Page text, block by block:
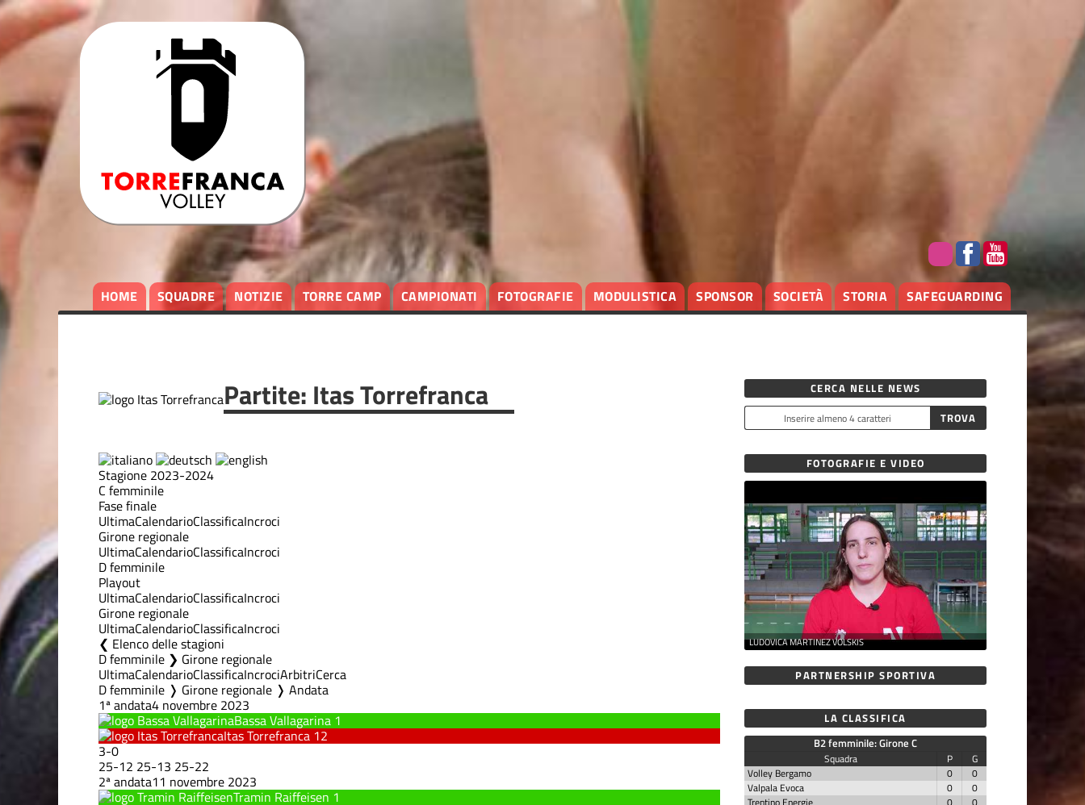
HOME SQUADRE NOTIZIE TORRE CAMP CAMPIONATI FOTOGRAFIE MODULISTICA SPONSOR SOCIETÀ STORIA SAFEGUARDING
Partite: Itas Torrefranca
Stagione 2023-2024
C femminile
Fase finale
UltimaCalendarioClassificaIncroci
Girone regionale
UltimaCalendarioClassificaIncroci
D femminile
Playout
UltimaCalendarioClassificaIncroci
Girone regionale
UltimaCalendarioClassificaIncroci
Elenco delle stagioni
D femminile ❯ Girone regionale
UltimaCalendarioClassificaIncrociArbitriCerca
D femminile ❭ Girone regionale ❭ Andata
1ª andata4 novembre 2023
Bassa Vallagarina 1
Itas Torrefranca 12
3-0
25-12 25-13 25-22
2ª andata11 novembre 2023
Tramin Raiffeisen 1
CERCA NELLE NEWS
FOTOGRAFIE E VIDEO
LUDOVICA MARTINEZ VOLSKIS
PARTNERSHIP SPORTIVA
LA CLASSIFICA
B2 femminile: Girone C
Squadra P
G
Volley Bergamo
0
0
Valpala Evoca
0
0